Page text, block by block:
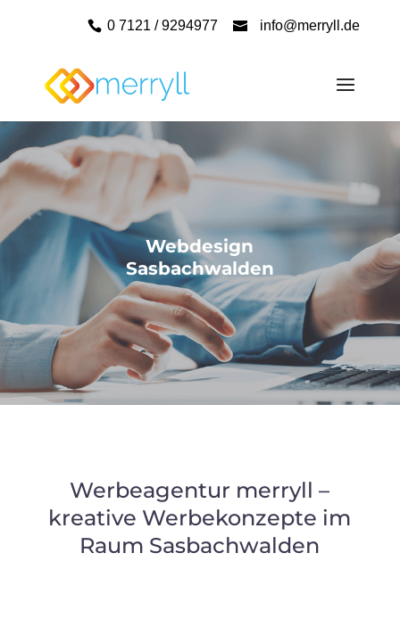
0 7121 / 9294977 info@merryll.de
Webdesign
Sasbachwalden
Werbeagentur merryll –
kreative Werbekonzepte im
Raum Sasbachwalden